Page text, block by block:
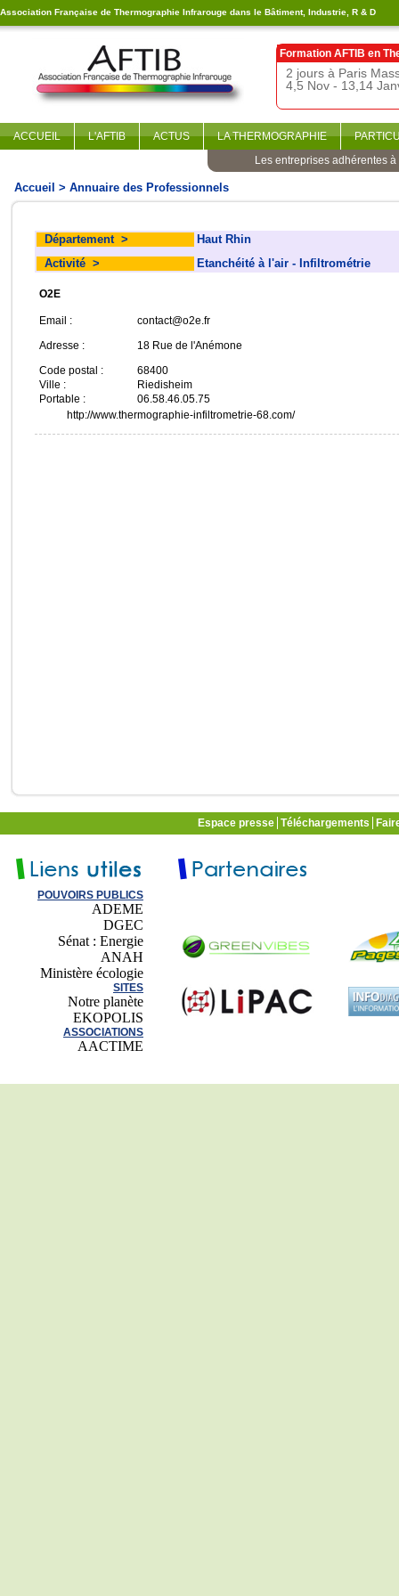
Association Française de Thermographie Infrarouge dans le Bâtiment, Industrie, R & D
Formation AFTIB en
2 jours à Paris
4,5 Nov - 13,14
ACCUEIL L'AFTIB ACTUS LA THERMOGRAPHIE
Les entreprises adhérentes à
Accueil > Annuaire des Professionnels
Département >
Haut Rhin
Activité > Etanchéité à l'air - Infiltrométrie
O2E
Email :
contact@o2e.fr
Adresse :
18 Rue de l'Anémone
Code postal :
68400
Ville :
Riedisheim
Portable :
06.58.46.05.75
http://www.thermographie-infiltrometrie-68.com/
Espace presse Téléchargements
POUVOIRS PUBLICS
ADEME
DGEC
Sénat : Energie
ANAH
Ministère écologie
SITES
Notre planète
EKOPOLIS
ASSOCIATIONS
AACTIME